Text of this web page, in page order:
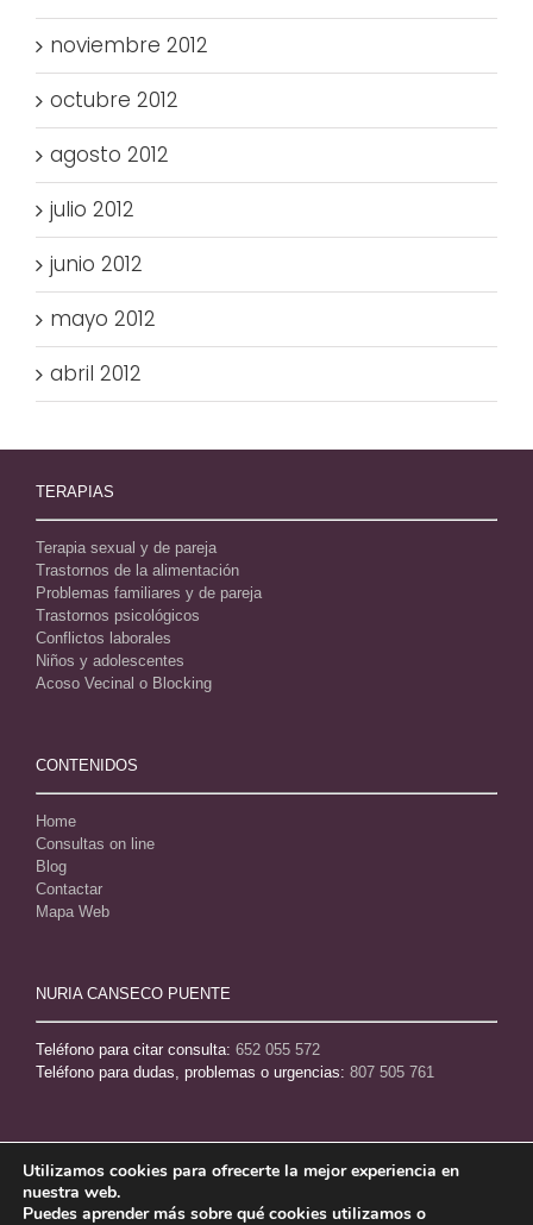
noviembre 2012
octubre 2012
agosto 2012
julio 2012
junio 2012
mayo 2012
abril 2012
TERAPIAS
Terapia sexual y de pareja
Trastornos de la alimentación
Problemas familiares y de pareja
Trastornos psicológicos
Conflictos laborales
Niños y adolescentes
Acoso Vecinal o Blocking
CONTENIDOS
Home
Consultas on line
Blog
Contactar
Mapa Web
NURIA CANSECO PUENTE
Teléfono para citar consulta: 652 055 572
Teléfono para dudas, problemas o urgencias: 807 505 761
Utilizamos cookies para ofrecerte la mejor experiencia en
nuestra web.
Puedes aprender más sobre qué cookies utilizamos o